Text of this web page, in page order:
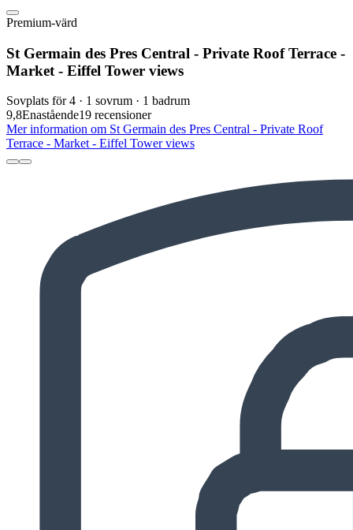
Premium-värd
St Germain des Pres Central - Private Roof Terrace -
Market - Eiffel Tower views
Sovplats för 4 · 1 sovrum · 1 badrum
9,8Enastående19 recensioner
Mer information om St Germain des Pres Central - Private Roof
Terrace - Market - Eiffel Tower views